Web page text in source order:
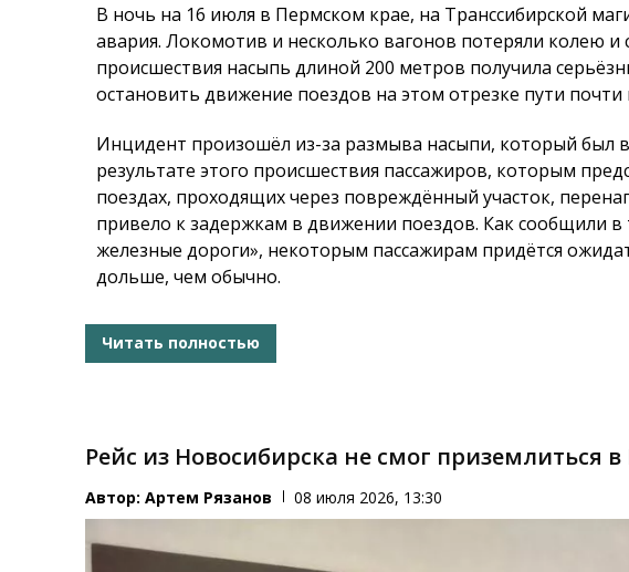
В ночь на 16 июля в Пермском крае, на Транссибирской
авария. Локомотив и несколько вагонов потеряли колею и
происшествия насыпь длиной 200 метров получила
остановить движение поездов на этом отрезке пути почти
Инцидент произошёл из-за размыва насыпи, который был
результате этого происшествия пассажиров, которым
поездах, проходящих через повреждённый участок,
привело к задержкам в движении поездов. Как сообщили в
железные дороги», некоторым пассажирам придётся
дольше, чем обычно.
Читать полностью
Рейс из Новосибирска не смог приземлиться
Автор:Артем Рязанов 08 июля 2026, 13:30